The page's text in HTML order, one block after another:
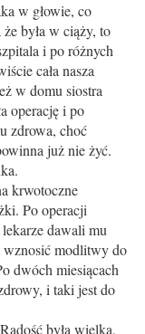
w głowie, co
była w ciąży, to
i po różnych
cała nasza
w domu siostra
operację i po
zdrowa, choć
już nie żyć.
krwotoczne
Po operacji
dawali mu
wznosić modlitwy do
dwóch miesiącach
i taki jest do
była wielka,